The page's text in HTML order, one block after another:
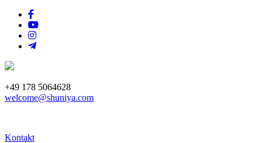
+49 178 5064628
welcome@shuniya.com
Kontakt